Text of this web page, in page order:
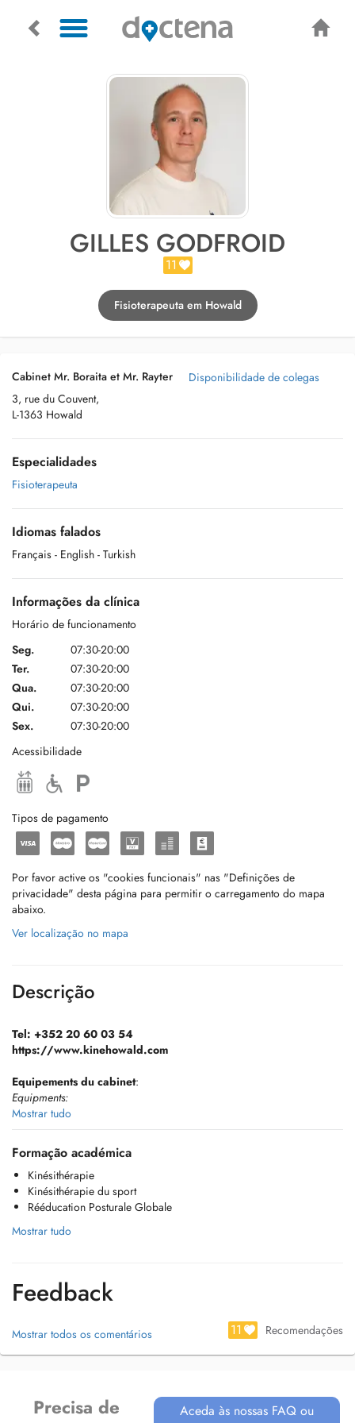
GILLES GODFROID
11
Fisioterapeuta em Howald
Cabinet Mr. Boraita et Mr. Rayter
3, rue du Couvent,
L-1363 Howald
Disponibilidade de colegas
Especialidades
Fisioterapeuta
Idiomas falados
Français - English - Turkish
Informações da clínica
Horário de funcionamento
Seg.
07:30-20:00
Ter.
07:30-20:00
Qua.
07:30-20:00
Qui.
07:30-20:00
Sex.
07:30-20:00
Acessibilidade
Tipos de pagamento
Por favor active os "cookies funcionais" nas "Definições de
privacidade" desta página para permitir o carregamento do mapa
abaixo.
Ver localização no mapa
Descrição
Tel: +352 20 60 03 54
https://www.kinehowald.com
Equipements du cabinet:
Equipments:
-Ondes de choc
-Shockwaves
-Renforcement isoinertiel (DESMOTEC)
Isoinertial reinforcement (DESMOTEC)
-Proprioception didactique (BLAZEPOD)
-Electrothérapie
-Cryothérapie
-Fangothérapie
Mostrar tudo
Formação académica
Kinésithérapie
Kinésithérapie du sport
Rééducation Posturale Globale
Mostrar tudo
Feedback
Mostrar todos os comentários 11 Recomendações
Precisa de
Aceda às nossas FAQ ou